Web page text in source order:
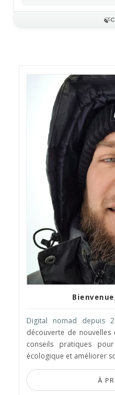
🍃
Digital nomad depuis
découverte de
conseils pratiques
écologique et améliorer
À